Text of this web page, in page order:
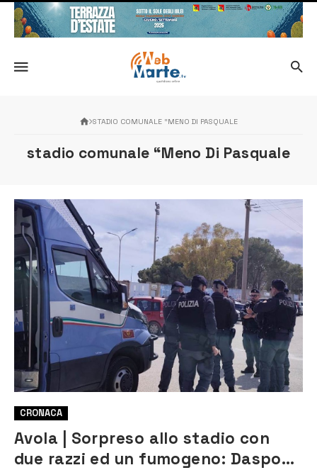
STADIO COMUNALE “MENO DI PASQUALE
stadio comunale “Meno Di Pasquale
CRONACA
Avola | Sorpreso allo stadio con
due razzi ed un fumogeno: Daspo